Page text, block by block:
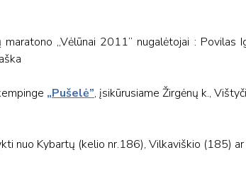
„Vėlūnai 2011” nugalėtojai :
„Pušelė”, įsikūrusiame Žirgėnų k.,
nuo Kybartų (kelio nr.186), Vilkaviškio (185)